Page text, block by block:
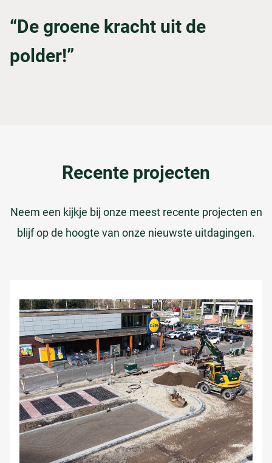
“De groene kracht uit de
polder!”
Recente projecten
Neem een kijkje bij onze meest recente projecten en
blijf op de hoogte van onze nieuwste uitdagingen.